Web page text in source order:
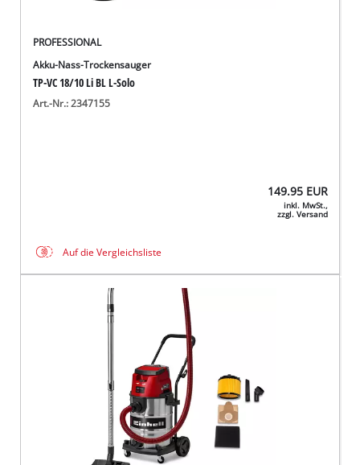
PROFESSIONAL
Akku-Nass-Trockensauger
TP-VC 18/10 Li BL L-Solo
Art.-Nr.: 2347155
149.95 EUR
inkl. MwSt.,
zzgl. Versand
Auf die Vergleichsliste